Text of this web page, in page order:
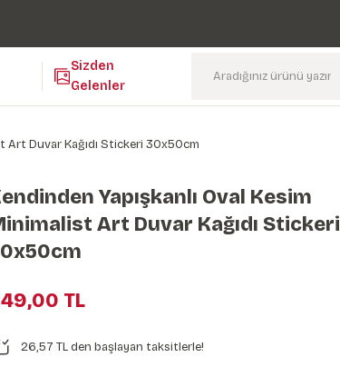
Duvar Kağıtları😇
Sizden
Gelenler
Art Duvar Kağıdı Stickeri 30x50cm
Yapışkanlı Oval Kesim
Art Duvar Kağıdı Stickeri
TL
26,57 TL den başlayan taksitlerle!